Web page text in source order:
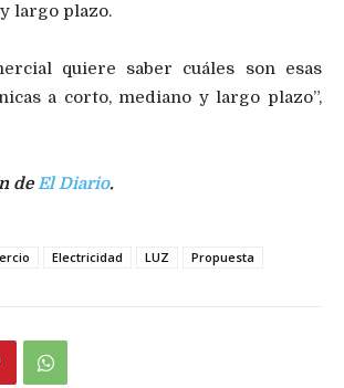
largo plazo.
quiere saber cuáles son esas
a corto, mediano y largo plazo”,
deEl Diario.
Electricidad LUZ Propuesta